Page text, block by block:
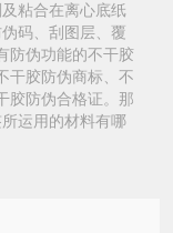
粘合在离心底纸
码、刮图层、覆
防伪功能的不干胶
干胶防伪商标、不
胶防伪合格证。那
运用的材料有哪